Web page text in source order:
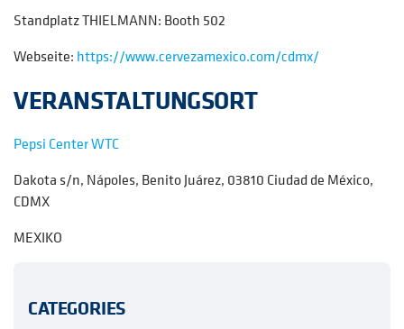
StandplatzTHIELMANN: Booth 502
Webseite: https://www.cervezamexico.com/cdmx/
VERANSTALTUNGSORT
Pepsi Center WTC
Dakota s/n, Nápoles, Benito Juárez, 03810 Ciudad de México,
CDMX
MEXIKO
CATEGORIES